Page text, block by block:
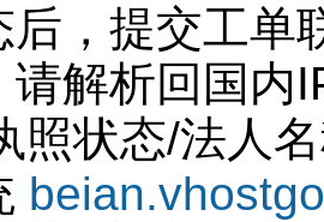
后，提交工单
请解析回国内
照状态/法人